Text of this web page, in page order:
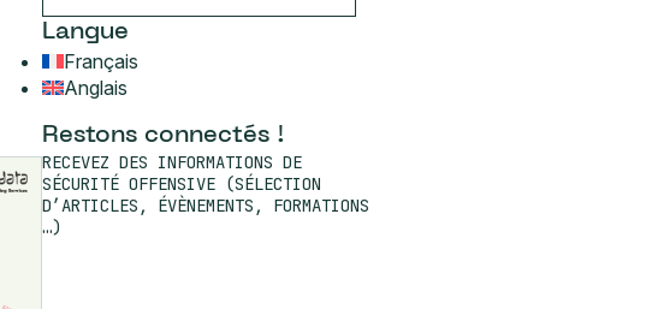
Langue
Français
Anglais
Restons connectés !
RECEVEZ DES INFORMATIONS DE
SÉCURITÉ OFFENSIVE (SÉLECTION
D’ARTICLES, ÉVÈNEMENTS, FORMATIONS
…)